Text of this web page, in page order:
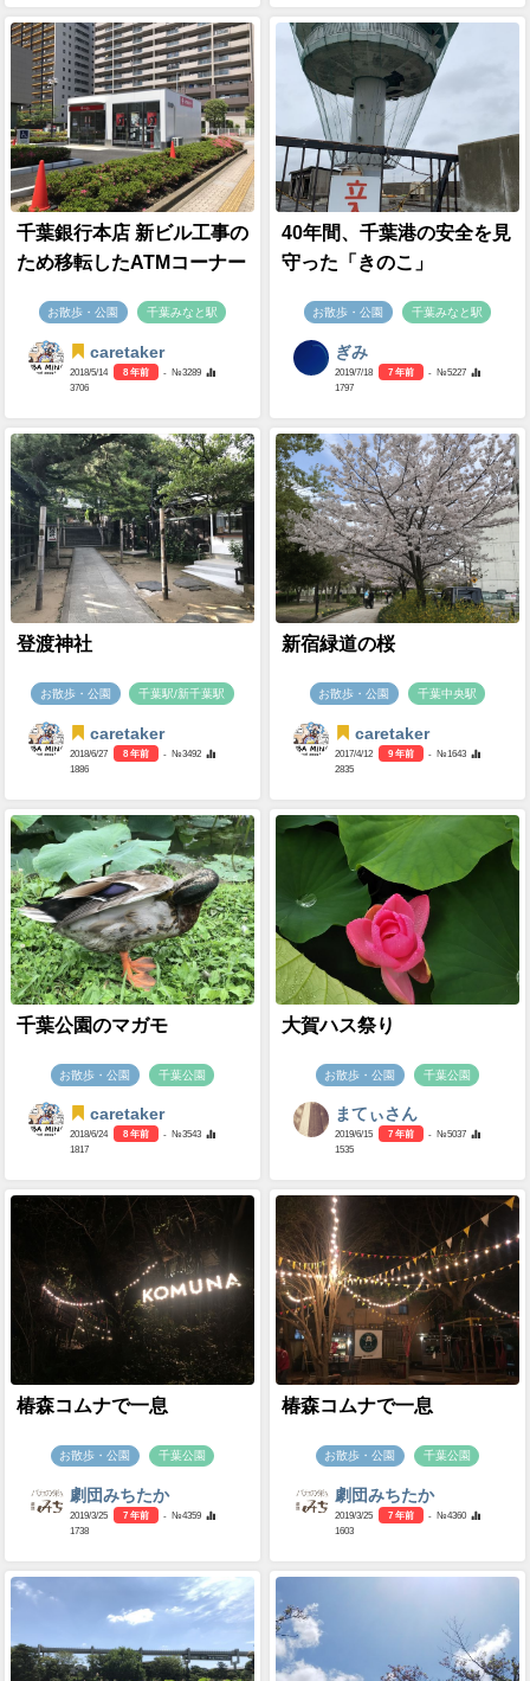
千葉銀行本店 新ビル工事の
ため移転したATMコーナー
お散歩・公園 千葉みなと駅
caretaker
2018/5/14 8 年前
- №3289
3706
40年間、千葉港の安全を見
守った「きのこ」
お散歩・公園 千葉みなと駅
ぎみ
2019/7/18 7 年前
- №5227
1797
登渡神社
お散歩・公園 千葉駅/新千葉駅
caretaker
2018/6/27 8 年前
- №3492
1886
新宿緑道の桜
お散歩・公園 千葉中央駅
caretaker
2017/4/12 9 年前
- №1643
2835
千葉公園のマガモ
お散歩・公園 千葉公園
caretaker
2018/6/24 8 年前
- №3543
1817
大賀ハス祭り
お散歩・公園 千葉公園
まてぃさん
2019/6/15 7 年前
- №5037
1535
椿森コムナで一息
お散歩・公園 千葉公園
劇団みちたか
2019/3/25 7 年前
- №4359
1738
椿森コムナで一息
お散歩・公園 千葉公園
劇団みちたか
2019/3/25 7 年前
- №4360
1603